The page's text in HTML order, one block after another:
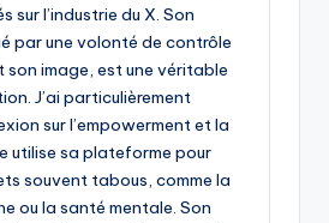
sur l’industrie du X. Son
par une volonté de contrôle
son image, est une véritable
J’ai particulièrement
sur l’empowerment et la
utilise sa plateforme pour
souvent tabous, comme la
ou la santé mentale. Son